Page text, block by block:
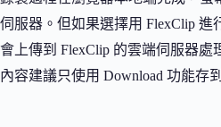
伺服器。但如果選擇用 FlexClip 進
會上傳到 FlexClip 的雲端伺服器處
內容建議只使用 Download 功能存